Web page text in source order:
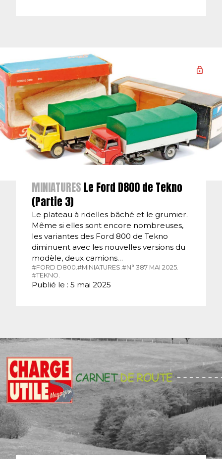
MINIATURES Le Ford D800 de Tekno
(Partie 3)
Le plateau à ridelles bâché et le grumier.
Même si elles sont encore nombreuses,
les variantes des Ford 800 de Tekno
diminuent avec les nouvelles versions du
modèle, deux camions…
#FORD D800.#MINIATURES.#N° 387 MAI 2025.
#TEKNO.
Publié le : 5 mai 2025